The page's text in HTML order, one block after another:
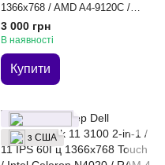
1366x768 / AMD A4-9120C /
RAM 4 GB / SSD 32 GB / AMD
Radeon R4 Graphics / Клас A- /
3 000 грн
В наявності
Купити
з США